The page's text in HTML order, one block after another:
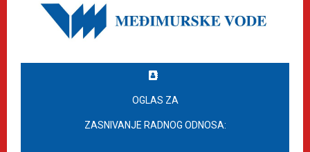
OGLAS ZA
ZASNIVANJE RADNOG ODNOSA: